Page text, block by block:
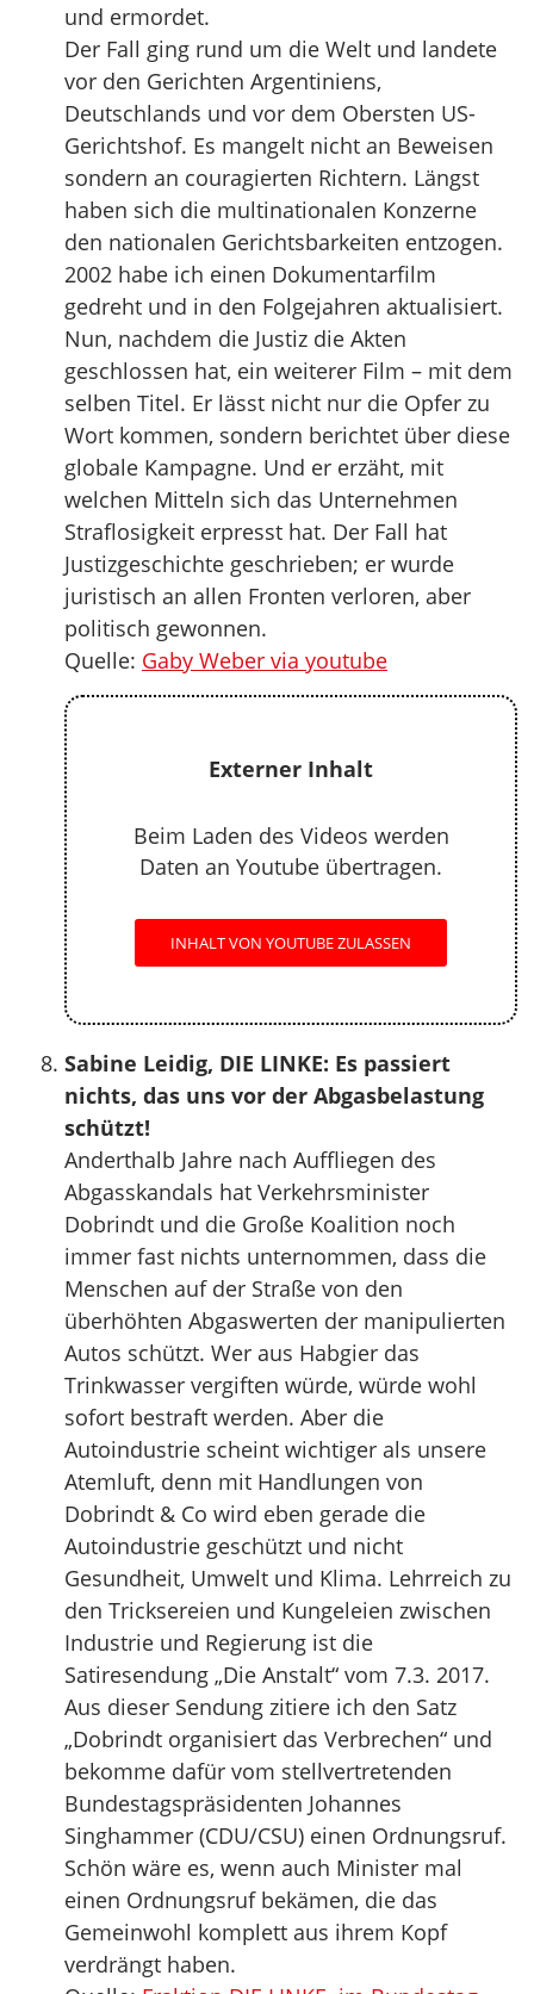
und ermordet.
Der Fall ging rund um die Welt und landete
vor den Gerichten Argentiniens,
Deutschlands und vor dem Obersten US-
Gerichtshof. Es mangelt nicht an Beweisen
sondern an couragierten Richtern. Längst
haben sich die multinationalen Konzerne
den nationalen Gerichtsbarkeiten entzogen.
2002 habe ich einen Dokumentarfilm
gedreht und in den Folgejahren aktualisiert.
Nun, nachdem die Justiz die Akten
geschlossen hat, ein weiterer Film – mit dem
selben Titel. Er lässt nicht nur die Opfer zu
Wort kommen, sondern berichtet über diese
globale Kampagne. Und er erzäht, mit
welchen Mitteln sich das Unternehmen
Straflosigkeit erpresst hat. Der Fall hat
Justizgeschichte geschrieben; er wurde
juristisch an allen Fronten verloren, aber
politisch gewonnen.
Quelle: Gaby Weber via youtube
Externer Inhalt
Beim Laden des Videos werden
Daten an Youtube übertragen.
INHALT VON YOUTUBE ZULASSEN
Sabine Leidig, DIE LINKE: Es passiert
nichts, das uns vor der Abgasbelastung
schützt!
Anderthalb Jahre nach Auffliegen des
Abgasskandals hat Verkehrsminister
Dobrindt und die Große Koalition noch
immer fast nichts unternommen, dass die
Menschen auf der Straße von den
überhöhten Abgaswerten der manipulierten
Autos schützt. Wer aus Habgier das
Trinkwasser vergiften würde, würde wohl
sofort bestraft werden. Aber die
Autoindustrie scheint wichtiger als unsere
Atemluft, denn mit Handlungen von
Dobrindt & Co wird eben gerade die
Autoindustrie geschützt und nicht
Gesundheit, Umwelt und Klima. Lehrreich zu
den Tricksereien und Kungeleien zwischen
Industrie und Regierung ist die
Satiresendung „Die Anstalt“ vom 7.3. 2017.
Aus dieser Sendung zitiere ich den Satz
„Dobrindt organisiert das Verbrechen“ und
bekomme dafür vom stellvertretenden
Bundestagspräsidenten Johannes
Singhammer (CDU/CSU) einen Ordnungsruf.
Schön wäre es, wenn auch Minister mal
einen Ordnungsruf bekämen, die das
Gemeinwohl komplett aus ihrem Kopf
verdrängt haben.